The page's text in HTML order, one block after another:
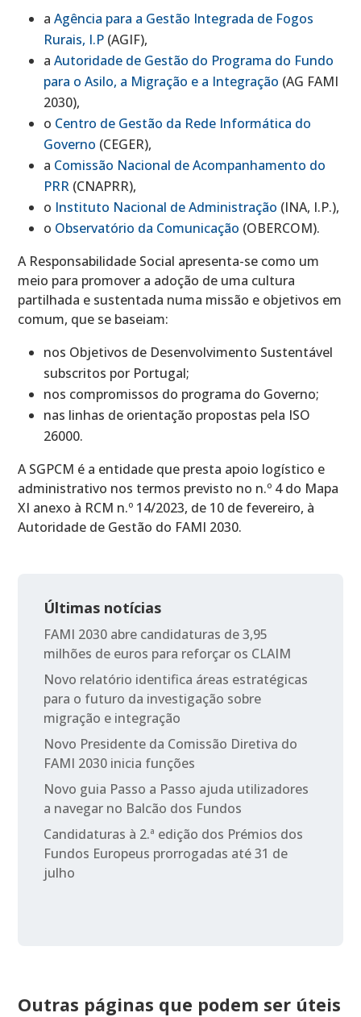
aAgência para a Gestão Integrada de Fogos
Rurais, I.P (AGIF),
aAutoridade de Gestão do Programa do Fundo
para o Asilo, a Migração e a Integração (AG FAMI
2030),
o Centro de Gestão da Rede Informática do
Governo (CEGER),
a Comissão Nacional de Acompanhamento do
PRR (CNAPRR),
o Instituto Nacional de Administração (INA, I.P.),
o Observatório da Comunicação (OBERCOM).
A Responsabilidade Social apresenta-se como um
meio para promover a adoção de uma cultura
partilhada e sustentada numa missão e objetivos em
comum, que se baseiam:
nos Objetivos de Desenvolvimento Sustentável
subscritos por Portugal;
nos compromissos do programa do Governo;
nas linhas de orientação propostas pela ISO
26000.
A SGPCM é a entidade que presta apoio logístico e
administrativo nos termos previsto no n.º 4 do Mapa
XI anexo à RCM n.º 14/2023, de 10 de fevereiro, à
Autoridade de Gestão do FAMI 2030.
Últimas notícias
FAMI 2030 abre candidaturas de 3,95
milhões de euros para reforçar os CLAIM
Novo relatório identifica áreas estratégicas
para o futuro da investigação sobre
migração e integração
Novo Presidente da Comissão Diretiva do
FAMI 2030 inicia funções
Novo guia Passo a Passo ajuda utilizadores
a navegar no Balcão dos Fundos
Candidaturas à 2.ª edição dos Prémios dos
Fundos Europeus prorrogadas até 31 de
julho
Outras páginas que podem ser úteis